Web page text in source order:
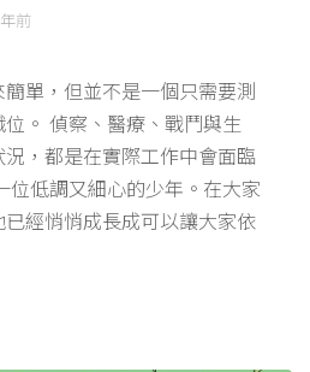
前
簡單，但並不是一個只需要測
。 偵察、醫療、戰鬥與生
，都是在實際工作中會面臨
位低調又細心的少年。在大家
經悄悄成長成可以讓大家依